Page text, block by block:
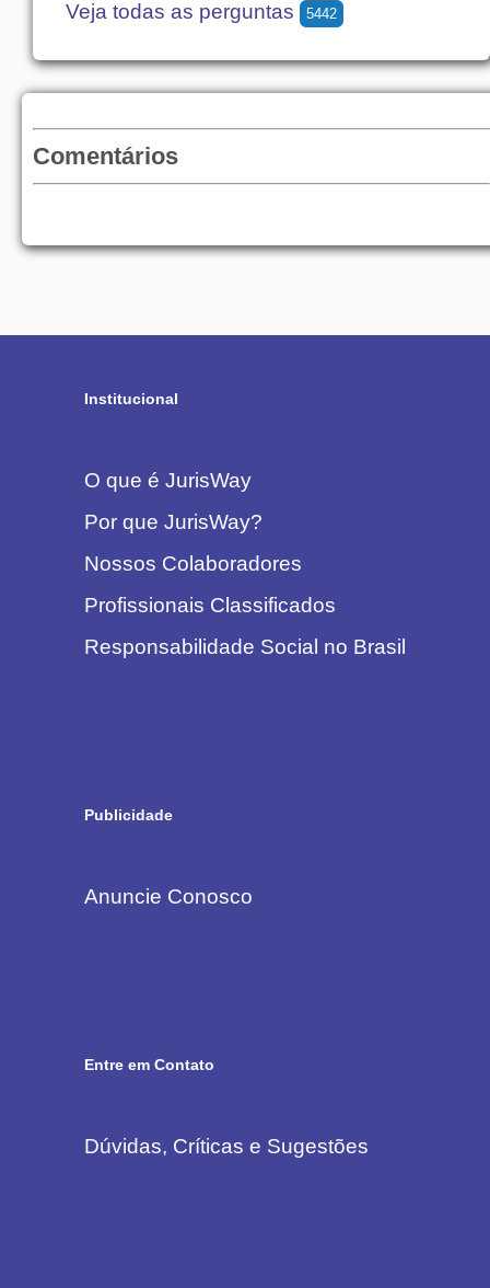
Veja todas as perguntas 5442
Comentários
Institucional
O que é JurisWay
Por que JurisWay?
Nossos Colaboradores
Profissionais Classificados
Responsabilidade Social no Brasil
Publicidade
Anuncie Conosco
Entre em Contato
Dúvidas, Críticas e Sugestões